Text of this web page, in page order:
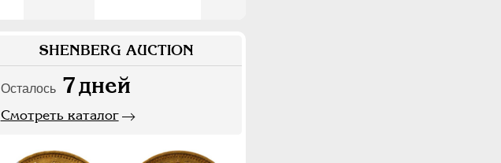
SHENBERG AUCTION
Осталось 7дней
Смотреть каталог